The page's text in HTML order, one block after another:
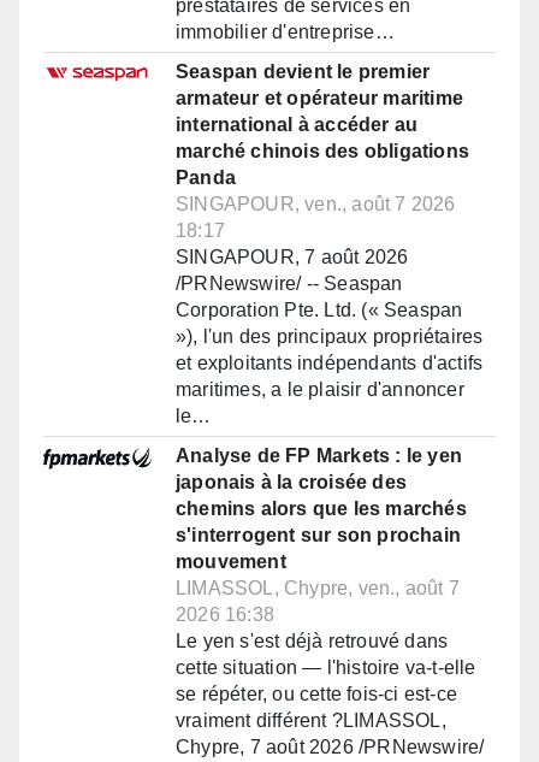
prestataires de services en
immobilier d'entreprise…
Seaspan devient le premier
armateur et opérateur maritime
international à accéder au
marché chinois des obligations
Panda
SINGAPOUR, ven., août 7 2026
18:17
SINGAPOUR, 7 août 2026
/PRNewswire/ -- Seaspan
Corporation Pte. Ltd. (« Seaspan
»), l'un des principaux propriétaires
et exploitants indépendants d'actifs
maritimes, a le plaisir d'annoncer
le…
Analyse de FP Markets : le yen
japonais à la croisée des
chemins alors que les marchés
s'interrogent sur son prochain
mouvement
LIMASSOL, Chypre, ven., août 7
2026 16:38
Le yen s'est déjà retrouvé dans
cette situation — l'histoire va-t-elle
se répéter, ou cette fois-ci est-ce
vraiment différent ?LIMASSOL,
Chypre, 7 août 2026 /PRNewswire/